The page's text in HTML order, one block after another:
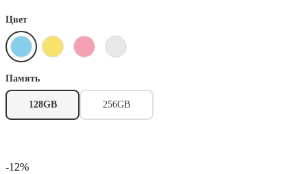
Цвет
Память
128GB 256GB
-12%